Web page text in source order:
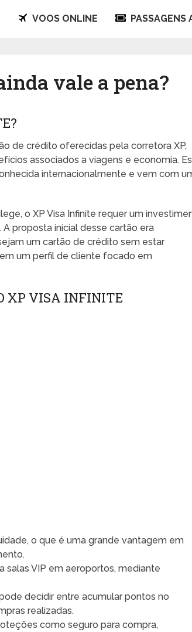
VOOS ONLINE PASSAGENS
vale a pena?
de crédito oferecidas pela corretora XP,
associados a viagens e economia.
internacionalmente e vem com
o XP Visa Infinite requer um
proposta inicial desse cartão era
um cartão de crédito sem estar
um perfil de cliente focado em
XP VISA INFINITE
o que é uma grande vantagem em
salas VIP em aeroportos, mediante
decidir entre acumular pontos no
realizadas.
como seguro para compra,